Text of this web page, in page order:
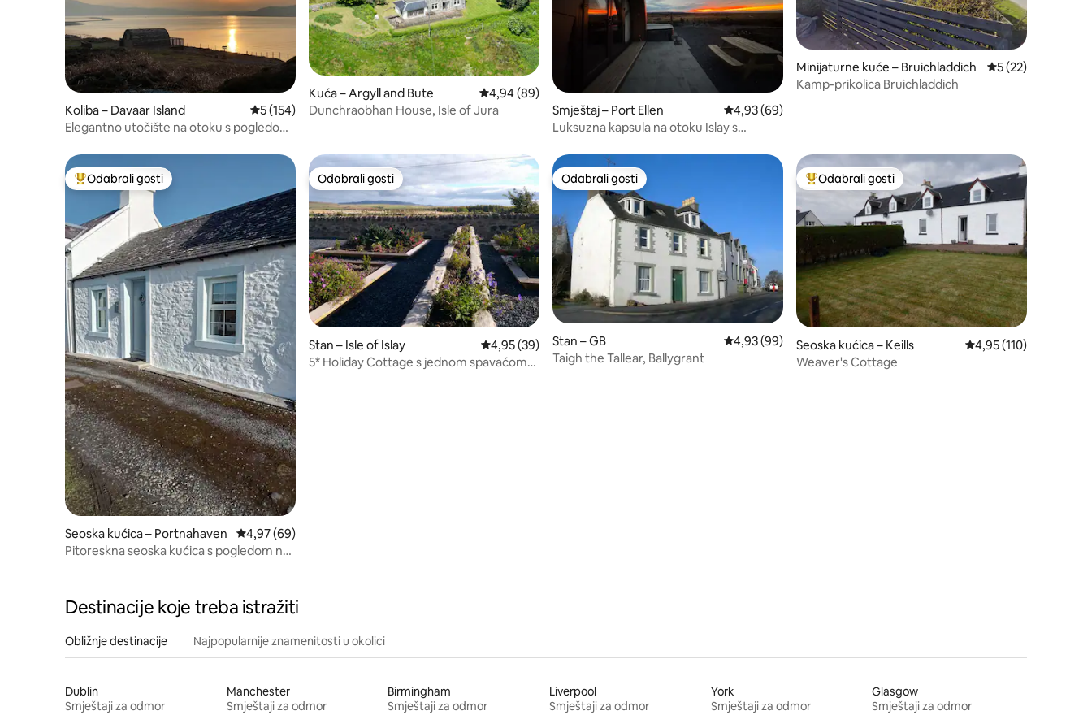
Koliba – Davaar Island Prosječna ocjena: 5/5, recenzija: 154
5 (154)
Elegantno utočište na otoku s pogledom
Kuća – Argyll and Bute Prosječna ocjena: 4,94/5, recenzija: 89
4,94 (89)
Dunchraobhan House, Isle of Jura
Smještaj – Port Ellen Prosječna ocjena: 4,93/5, recenzija: 69
4,93 (69)
Luksuzna kapsula na otoku Islay s
Minijaturne kuće – Bruichladdich Prosječna ocjena:
5 (22)
Kamp-prikolica Bruichladdich
Među najviše rangiranima s oznakom „Odabrali gosti”
Odabrali gosti
Seoska kućica – Portnahaven Prosječna ocjena: 4,97/5, recenzija: 69
4,97 (69)
Pitoreskna seoska kućica s pogledom na
Odabrali gosti
Odabrali gosti
Stan – Isle of Islay Prosječna ocjena: 4,95/5, recenzija: 39
4,95 (39)
5* Holiday Cottage s jednom spavaćom
Odabrali gosti
Odabrali gosti
Stan – GB Prosječna ocjena: 4,93/5, recenzija: 99
4,93 (99)
Taigh the Tallear, Ballygrant
Među najviše rangiranima s oznakom „Odabrali gosti”
Odabrali gosti
Seoska kućica – Keills Prosječna ocjena:
4,95 (110)
Weaver's Cottage
Destinacije koje treba istražiti
Obližnje destinacije Najpopularnije znamenitosti u okolici
Dublin
Smještaji za odmor
Manchester
Smještaji za odmor
Birmingham
Smještaji za odmor
Liverpool
Smještaji za odmor
York
Smještaji za odmor
Glasgow
Smještaji za odmor